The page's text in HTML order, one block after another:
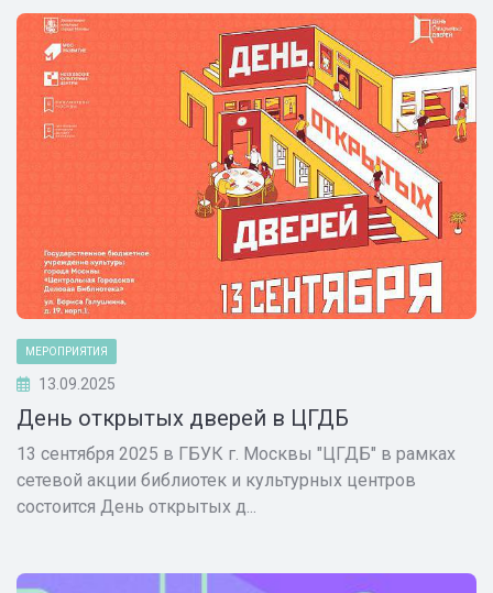
МЕРОПРИЯТИЯ
13.09.2025
День открытых дверей в ЦГДБ
13 сентября 2025 в ГБУК г. Москвы "ЦГДБ" в рамках
сетевой акции библиотек и культурных центров
состоится День открытых д...